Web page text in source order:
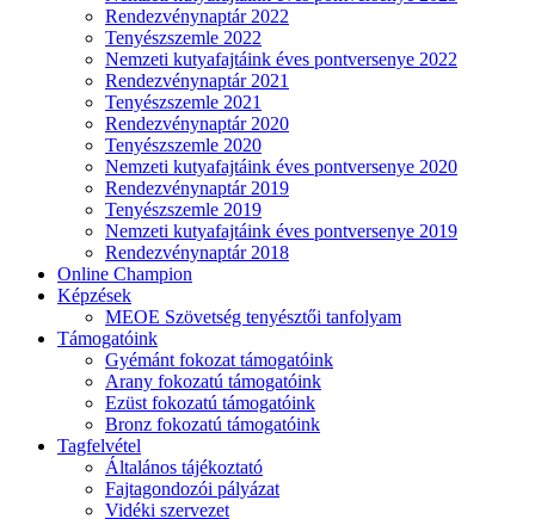
Rendezvénynaptár 2022
Tenyészszemle 2022
Nemzeti kutyafajtáink éves pontversenye 2022
Rendezvénynaptár 2021
Tenyészszemle 2021
Rendezvénynaptár 2020
Tenyészszemle 2020
Nemzeti kutyafajtáink éves pontversenye 2020
Rendezvénynaptár 2019
Tenyészszemle 2019
Nemzeti kutyafajtáink éves pontversenye 2019
Rendezvénynaptár 2018
Online Champion
Képzések
MEOE Szövetség tenyésztői tanfolyam
Támogatóink
Gyémánt fokozat támogatóink
Arany fokozatú támogatóink
Ezüst fokozatú támogatóink
Bronz fokozatú támogatóink
Tagfelvétel
Általános tájékoztató
Fajtagondozói pályázat
Vidéki szervezet